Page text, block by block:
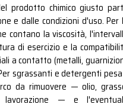
prodotto chimico giusto
e dalle condizioni d'uso. Per
contano la viscosità,
di esercizio e la
a contatto (metalli,
sgrassanti e detergenti
da rimuovere — olio,
— e